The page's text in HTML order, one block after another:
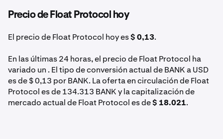
Precio de Float Protocol hoy
El precio de Float Protocol hoy es$ 0,13.
En las últimas 24 horas, el precio de Float Protocol ha
variado un . El tipo de conversión actual de BANK a USD
es de $ 0,13 por BANK. La oferta en circulación de Float
Protocol es de 134.313 BANK y la capitalización de
mercado actual de Float Protocol es de$ 18.021.